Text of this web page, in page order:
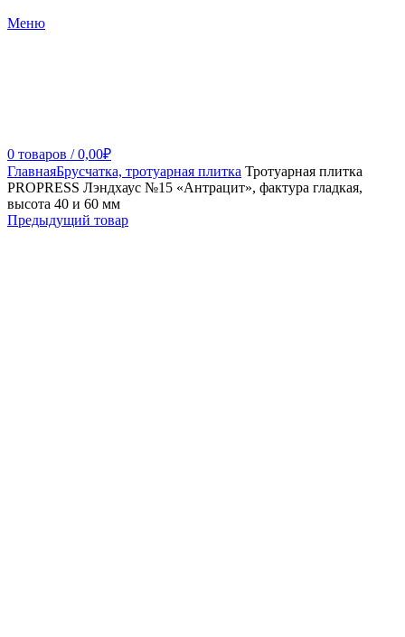
Меню
0 товаров / 0,00₽
ГлавнаяБрусчатка, тротуарная плитка Тротуарная плитка
PROPRESS Лэндхаус №15 «Антрацит», фактура гладкая,
высота 40 и 60 мм
Предыдущий товар